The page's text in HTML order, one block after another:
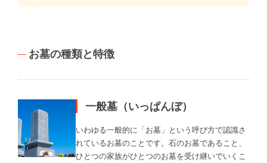
お墓の種類と特徴
一般墓（いっぱんぼ）
いわゆる一般的に「お墓」という呼び方で認識さ
れているお墓のことです。石のお墓であること、
ひとつの家族がひとつのお墓を受け継いでいくこ